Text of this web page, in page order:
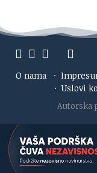
O nama ·
· Uslovi
Autorska